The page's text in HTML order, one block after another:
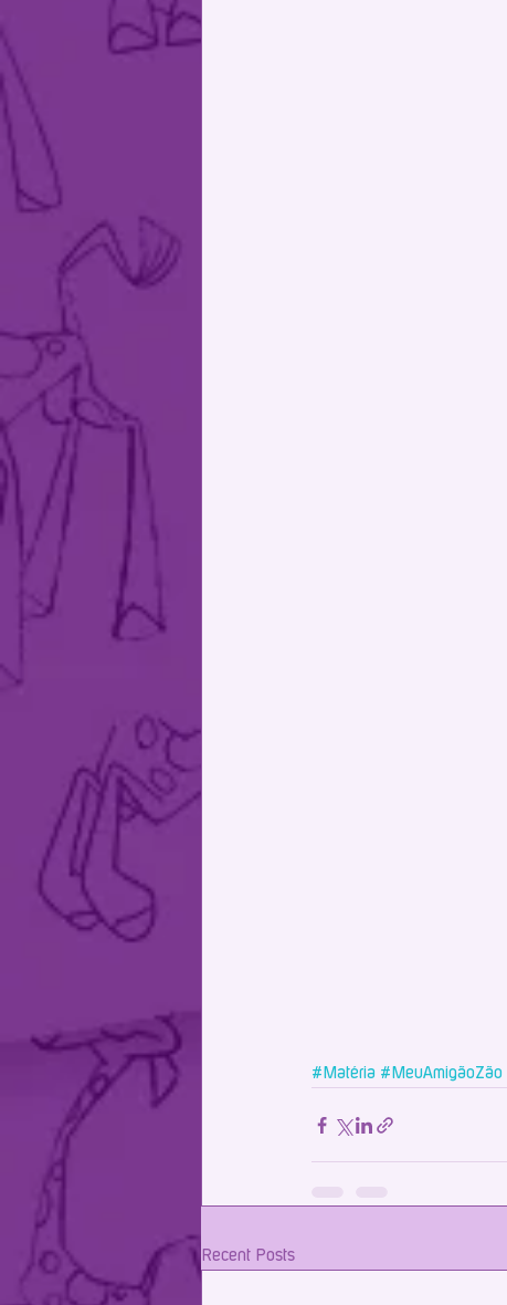
#Matéria #MeuAmigãoZão
Recent Posts